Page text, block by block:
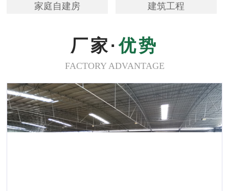
家庭自建房 建筑工程
厂家·优势
FACTORY ADVANTAGE